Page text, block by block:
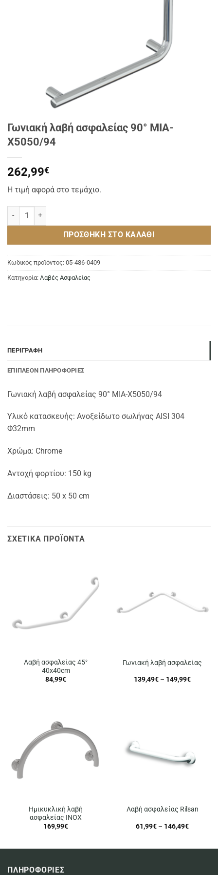
Γωνιακή λαβή ασφαλείας 90° MIA-
X5050/94
262,99€
Η τιμή αφορά στο τεμάχιο.
Γωνιακή λαβή ασφαλείας 90° MIA-X5050/94 ποσότητα
ΠΡΟΣΘΉΚΗ ΣΤΟ ΚΑΛΆΘΙ
Κωδικός προϊόντος: 05-486-0409
Κατηγορία: Λαβές Ασφαλείας
ΠΕΡΙΓΡΑΦΉ
ΕΠΙΠΛΈΟΝ ΠΛΗΡΟΦΟΡΊΕΣ
Γωνιακή λαβή ασφαλείας 90° MIA-X5050/94
Υλικό κατασκευής: Ανοξείδωτο σωλήνας AISI 304
Φ32mm
Χρώμα: Chrome
Αντοχή φορτίου: 150 kg
Διαστάσεις: 50 x 50 cm
ΣΧΕΤΙΚΆ ΠΡΟΪΌΝΤΑ
Λαβή ασφαλείας 45°
40x40cm
84,99€
Γωνιακή λαβή ασφαλείας
139,49€ – 149,99€Price
Ημικυκλική λαβή
ασφαλείας ΙΝΟΧ
169,99€
Λαβή ασφαλείας Rilsan
61,99€ – 146,49€Price
146,49€
ΠΛΗΡΟΦΟΡΙΕΣ